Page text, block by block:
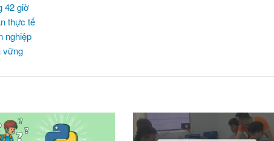
42 giờ
thực tế
nghiệp
vững